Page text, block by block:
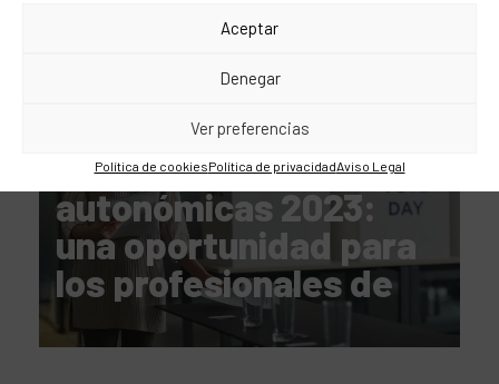
Aceptar
Denegar
Ver preferencias
Política de cookiesPolítica de privacidadAviso Legal
Elecciones
municipales y
autonómicas 2023:
una oportunidad para
los profesionales de
AAPP